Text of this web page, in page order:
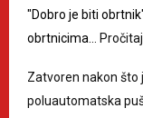
"Dobro je biti
obrtnicima…
Zatvoren nakon
poluautomatska